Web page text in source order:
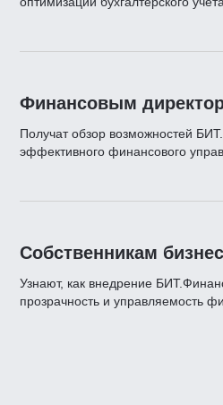
Финансовым
Получат обзор возможностей
эффективного финансового
Собственникам
Узнают, как внедрение
прозрачность и управляемость